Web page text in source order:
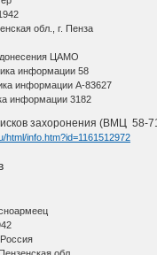
обл., г. Пенза
донесения ЦАМО
информации 58
информации А-83627
информации 3182
захоронения (ВМЦ 58-
html/info.htm?id=1161512972